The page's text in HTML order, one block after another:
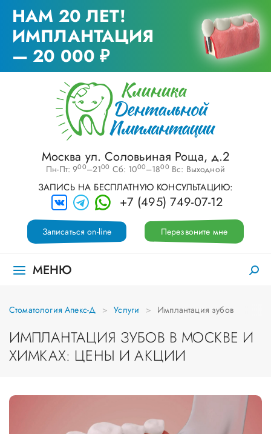
НАМ 20 ЛЕТ!
ИМПЛАНТАЦИЯ
— 20 000 ₽
Москва ул. Соловьиная Роща, д.2
Пн-Пт: 900–2100 Сб: 1000–1800 Вс: Выходной
ЗАПИСЬ НА БЕСПЛАТНУЮ КОНСУЛЬТАЦИЮ:
+7 (495) 749-07-12
Перезвоните мне
Записаться on-line
МЕНЮ
Стоматология Апекс-Д Услуги Имплантация зубов
ИМПЛАНТАЦИЯ ЗУБОВ В МОСКВЕ И
ХИМКАХ: ЦЕНЫ И АКЦИИ